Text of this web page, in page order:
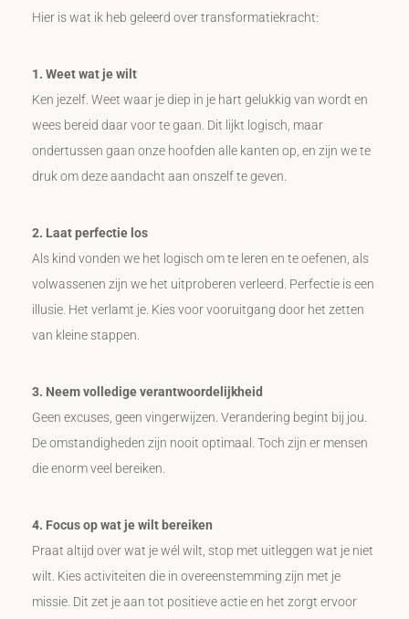
Hier is wat ik heb geleerd over transformatiekracht:
1. Weet wat je wilt
Ken jezelf. Weet waar je diep in je hart gelukkig van wordt en
wees bereid daar voor te gaan. Dit lijkt logisch, maar
ondertussen gaan onze hoofden alle kanten op, en zijn we te
druk om deze aandacht aan onszelf te geven.
2. Laat perfectie los
Als kind vonden we het logisch om te leren en te oefenen, als
volwassenen zijn we het uitproberen verleerd. Perfectie is een
illusie. Het verlamt je. Kies voor vooruitgang door het zetten
van kleine stappen.
3. Neem volledige verantwoordelijkheid
Geen excuses, geen vingerwijzen. Verandering begint bij jou.
De omstandigheden zijn nooit optimaal. Toch zijn er mensen
die enorm veel bereiken.
4. Focus op wat je wilt bereiken
Praat altijd over wat je wél wilt, stop met uitleggen wat je niet
wilt. Kies activiteiten die in overeenstemming zijn met je
missie. Dit zet je aan tot positieve actie en het zorgt ervoor